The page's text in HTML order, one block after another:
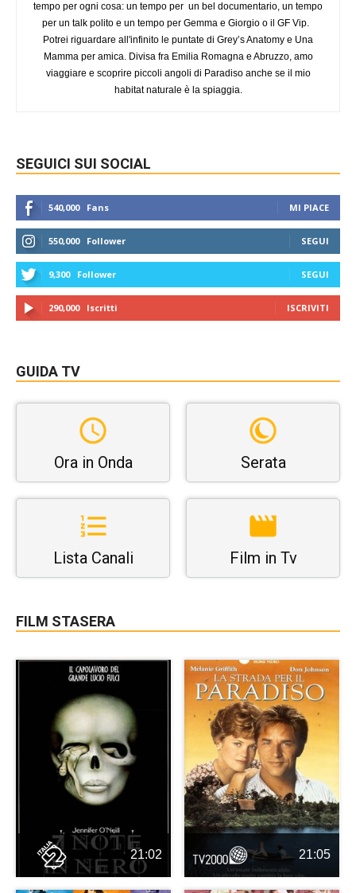
tempo per ogni cosa: un tempo per un bel documentario, un tempo
per un talk polito e un tempo per Gemma e Giorgio o il GF Vip.
Potrei riguardare all'infinito le puntate di Grey’s Anatomy e Una
Mamma per amica. Divisa fra Emilia Romagna e Abruzzo, amo
viaggiare e scoprire piccoli angoli di Paradiso anche se il mio
habitat naturale è la spiaggia.
SEGUICI SUI SOCIAL
540,000 Fans MI PIACE
550,000 Follower SEGUI
9,300 Follower SEGUI
290,000 Iscritti ISCRIVITI
GUIDA TV
Ora in Onda Serata
Lista Canali Film in Tv
FILM STASERA
21:02 21:05